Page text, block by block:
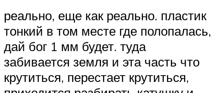
реально, еще как реально. пластик
тонкий в том месте где полопалась,
дай бог 1 мм будет. туда
забивается земля и эта часть что
крутиться, перестает крутиться,